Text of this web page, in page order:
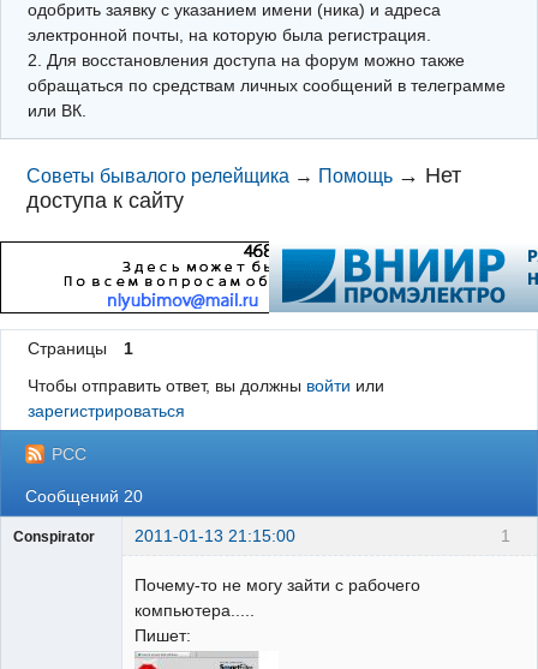
Телеграм
одобрить заявку с указанием имени (ника) и адреса
электронной почты, на которую была регистрация.
2. Для восстановления доступа на форум можно также
обращаться по средствам личных сообщений в телеграмме
или ВК.
Советы бывалого релейщика → Помощь → Нет
доступа к сайту
Страницы
1
Чтобы отправить ответ, вы должны войти или
зарегистрироваться
РСС
Сообщений 20
1
Conspirator 2011-01-13 21:15:00
Почему-то не могу зайти с рабочего
компьютера.....
Пишет: